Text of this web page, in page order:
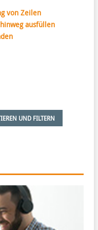
von Zeilen
ausfüllen
UND FILTERN